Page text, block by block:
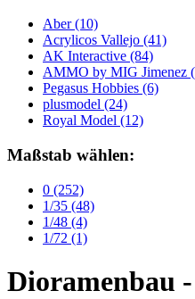
Aber(10)
Acrylicos Vallejo (41)
AK Interactive (84)
AMMO by MIG Jimenez
Pegasus Hobbies (6)
plusmodel (24)
Royal Model (12)
Maßstab wählen:
0 (252)
1/35 (48)
1/48 (4)
1/72 (1)
Dioramenbau